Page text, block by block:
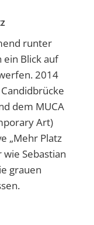
runter
ein Blick auf
2014
dem MUCA
Art)
„Mehr Platz
Sebastian
grauen